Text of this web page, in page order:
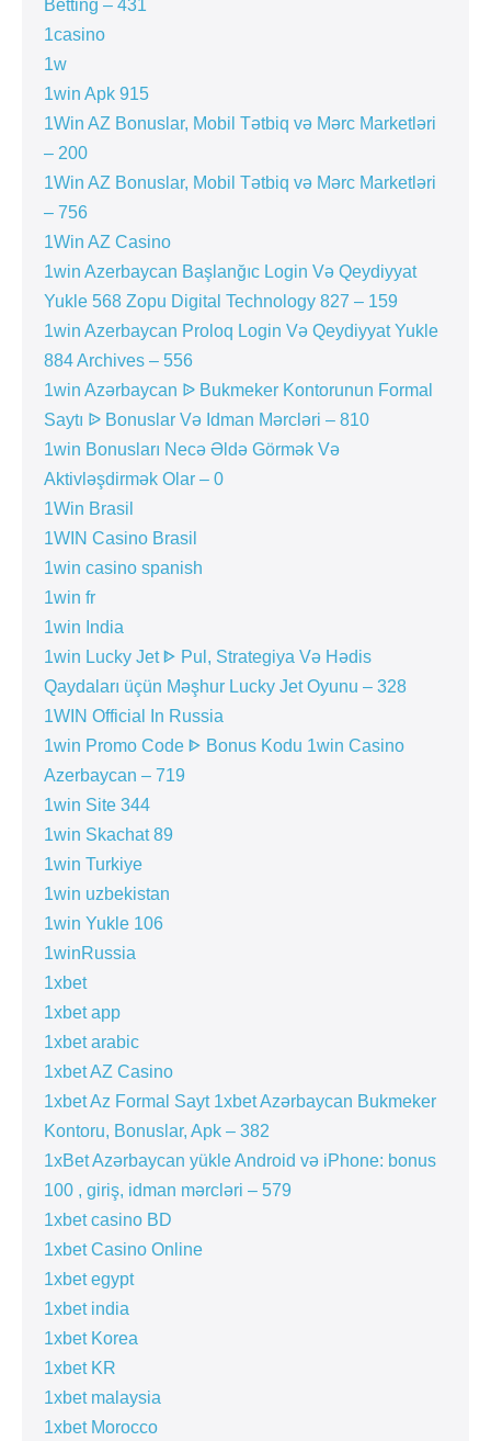
Betting – 431
1casino
1w
1win Apk 915
1Win AZ Bonuslar, Mobil Tətbiq və Mərc Marketləri
– 200
1Win AZ Bonuslar, Mobil Tətbiq və Mərc Marketləri
– 756
1Win AZ Casino
1win Azerbaycan Başlanğıc Login Və Qeydiyyat
Yukle 568 Zopu Digital Technology 827 – 159
1win Azerbaycan Proloq Login Və Qeydiyyat Yukle
884 Archives – 556
1win Azərbaycan ᐉ Bukmeker Kontorunun Formal
Saytı ᐉ Bonuslar Və Idman Mərcləri – 810
1win Bonusları Necə Əldə Görmək Və
Aktivləşdirmək Olar – 0
1Win Brasil
1WIN Casino Brasil
1win casino spanish
1win fr
1win India
1win Lucky Jet ᐈ Pul, Strategiya Və Hədis
Qaydaları üçün Məşhur Lucky Jet Oyunu – 328
1WIN Official In Russia
1win Promo Code ᐈ Bonus Kodu 1win Casino
Azerbaycan – 719
1win Site 344
1win Skachat 89
1win Turkiye
1win uzbekistan
1win Yukle 106
1winRussia
1xbet
1xbet app
1xbet arabic
1xbet AZ Casino
1xbet Az Formal Sayt 1xbet Azərbaycan Bukmeker
Kontoru, Bonuslar, Apk – 382
1xBet Azərbaycan yükle Android və iPhone: bonus
100 , giriş, idman mərcləri – 579
1xbet casino BD
1xbet Casino Online
1xbet egypt
1xbet india
1xbet Korea
1xbet KR
1xbet malaysia
1xbet Morocco